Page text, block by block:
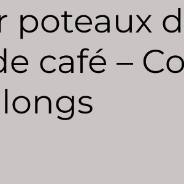
poteaux
café –
longs